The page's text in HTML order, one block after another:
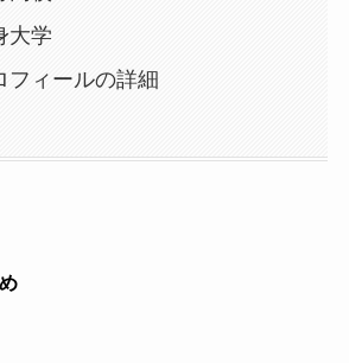
大学
フィールの詳細